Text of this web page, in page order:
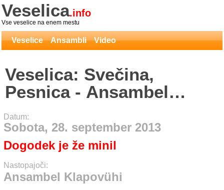
Veselica.info
Vse veselice na enem mestu
Veselice Ansambli Video
Veselica: Svečina,
Pesnica - Ansambel
Klapovühi
Datum:
Sobota, 28. september 2013
Dogodek je že minil
Nastopajoči:
Ansambel Klapovühi